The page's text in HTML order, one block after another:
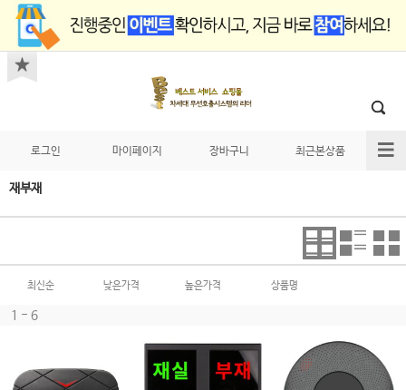
로그인 마이페이지 장바구니 최근본상품
재부재
최신순 낮은가격 높은가격 상품명
1 - 6